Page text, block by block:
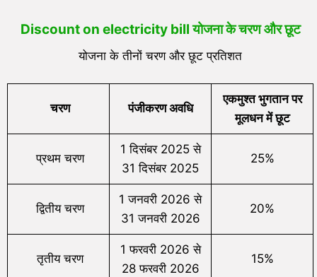
Discount on electricity bill योजना के चरण और छूट
योजना के तीनों चरण और छूट प्रतिशत
चरण पंजीकरण अवधि
एकमुश्त भुगतान पर
मूलधन में छूट
प्रथम चरण
1 दिसंबर 2025 से
31 दिसंबर 2025
25%
द्वितीय चरण
1 जनवरी 2026 से
31 जनवरी 2026
20%
तृतीय चरण
1 फरवरी 2026 से
28 फरवरी 2026
15%